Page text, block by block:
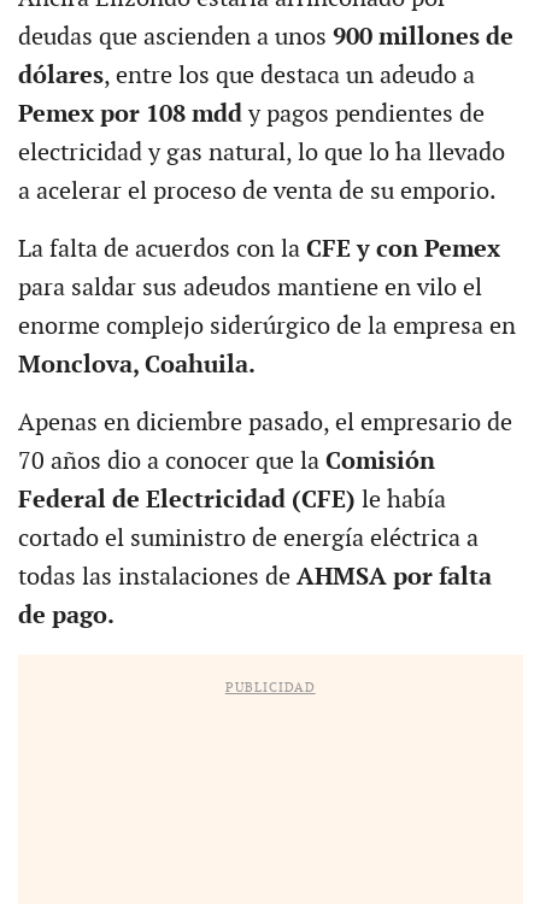
deudas que ascienden a unos 900 millones de
dólares, entre los que destaca un adeudo a
Pemex por 108 mddy pagos pendientes de
electricidad y gas natural, lo que lo ha llevado
a acelerar el proceso de venta de su emporio.
La falta de acuerdos con la CFE y con Pemex
para saldar sus adeudos mantiene en vilo el
enorme complejo siderúrgico de la empresa en
Monclova, Coahuila.
Apenas en diciembre pasado, el empresario de
70 años dio a conocer que la Comisión
Federal de Electricidad (CFE) le había
cortado el suministro de energía eléctrica a
todas las instalaciones de AHMSA por falta
de pago.
PUBLICIDAD